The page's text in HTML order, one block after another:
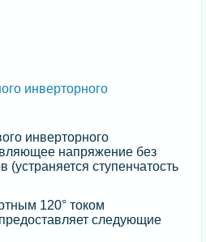
инверторного
инверторного
напряжение без
ступенчатость
120° током
следующие